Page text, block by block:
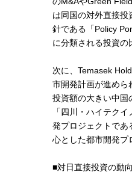
は同国の対外直接
針である「Policy
に分類される投資の
次に、Temasek
市開発計画が進めら
投資額の大きい中国
「四川・ハイテク
発プロジェクトであ
心とした都市開発プ
■対日直接投資の動向